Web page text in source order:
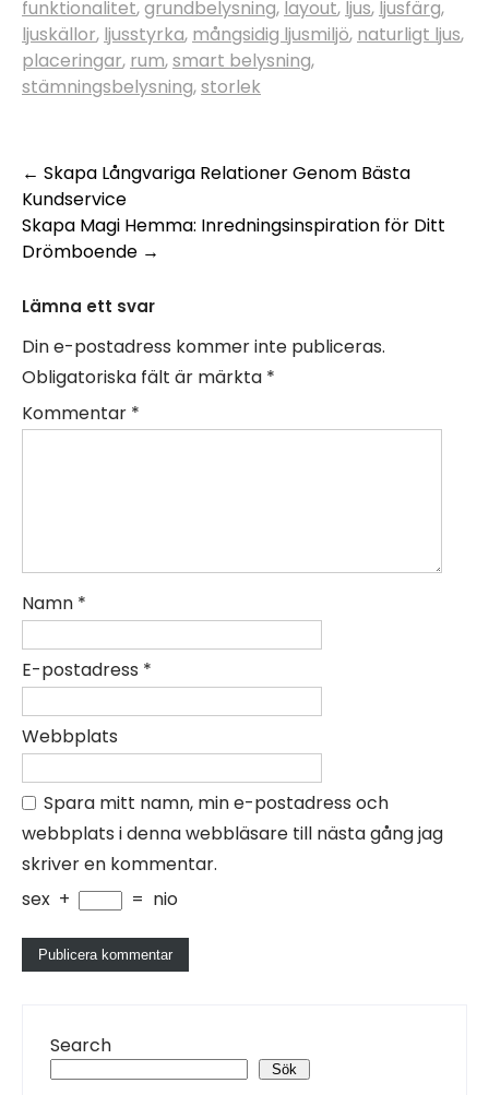
funktionalitet,grundbelysning, layout, ljus, ljusfärg,
ljuskällor, ljusstyrka, mångsidig ljusmiljö, naturligt ljus,
placeringar, rum,smart belysning,
stämningsbelysning,storlek
Inläggsnavigering
← Skapa Långvariga Relationer Genom Bästa
Kundservice
Skapa Magi Hemma: Inredningsinspiration för Ditt
Drömboende →
Lämna ett svar
Din e-postadress kommer inte publiceras.
Obligatoriska fält är märkta *
Kommentar *
Namn *
E-postadress *
Webbplats
Spara mitt namn, min e-postadress och
webbplats i denna webbläsare till nästa gång jag
skriver en kommentar.
sex + = nio
Search
Sök